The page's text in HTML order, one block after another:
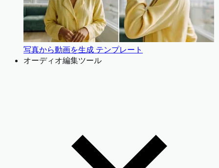
写真から動画を生成 テンプレート
オーディオ編集ツール